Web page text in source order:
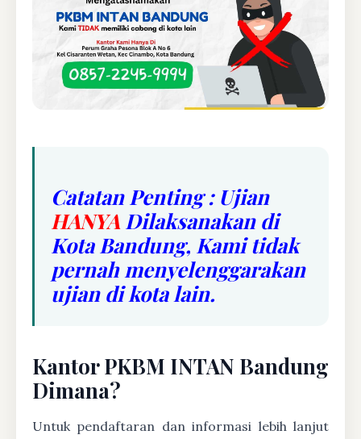
Catatan Penting : Ujian
HANYA Dilaksanakan di
Kota Bandung, Kami tidak
pernah menyelenggarakan
ujian di kota lain.
Kantor PKBM INTAN Bandung
Dimana?
Untuk pendaftaran dan informasi lebih lanjut